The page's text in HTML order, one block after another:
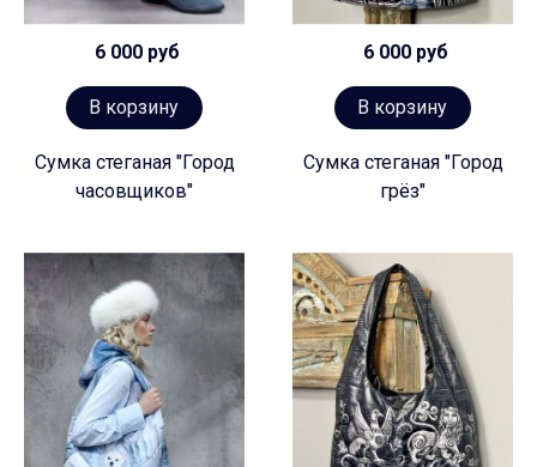
6 000 руб
В корзину
Сумка стеганая "Город
часовщиков"
6 000 руб
В корзину
Сумка стеганая "Город
грёз"